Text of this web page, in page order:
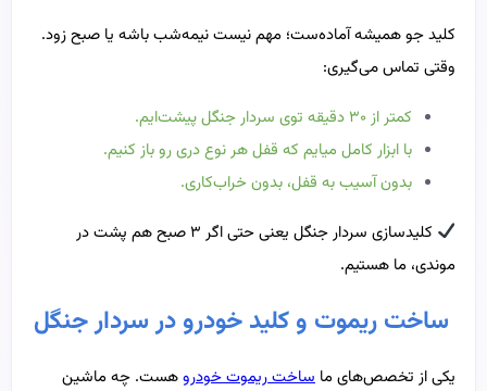
کلید جو همیشه آماده‌ست؛ مهم نیست نیمه‌شب باشه یا صبح زود.
وقتی تماس می‌گیری:
کمتر از ۳۰ دقیقه توی سردار جنگل پیشت‌ایم.
با ابزار کامل میایم که قفل هر نوع دری رو باز کنیم.
بدون آسیب به قفل، بدون خراب‌کاری.
کلیدسازی سردار جنگل یعنی حتی اگر ۳ صبح هم پشت در
موندی، ما هستیم.
ساخت ریموت و کلید خودرو در سردار جنگل
یکی از تخصص‌های ما ساخت ریموت خودروهست. چه ماشین